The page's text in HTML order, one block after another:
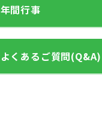
年間行事
よくあるご質問(Q&A)